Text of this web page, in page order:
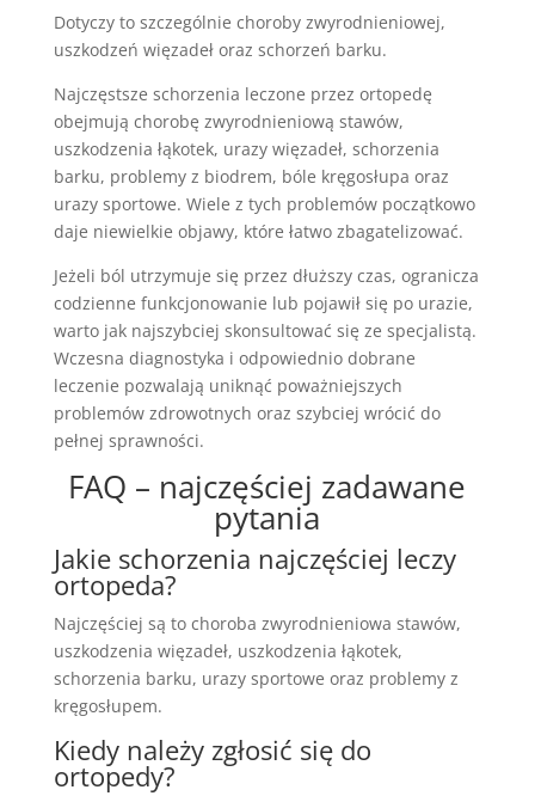
Dotyczy to szczególnie choroby zwyrodnieniowej,
uszkodzeń więzadeł oraz schorzeń barku.
Najczęstsze schorzenia leczone przez ortopedę
obejmują chorobę zwyrodnieniową stawów,
uszkodzenia łąkotek, urazy więzadeł, schorzenia
barku, problemy z biodrem, bóle kręgosłupa oraz
urazy sportowe. Wiele z tych problemów początkowo
daje niewielkie objawy, które łatwo zbagatelizować.
Jeżeli ból utrzymuje się przez dłuższy czas, ogranicza
codzienne funkcjonowanie lub pojawił się po urazie,
warto jak najszybciej skonsultować się ze specjalistą.
Wczesna diagnostyka i odpowiednio dobrane
leczenie pozwalają uniknąć poważniejszych
problemów zdrowotnych oraz szybciej wrócić do
pełnej sprawności.
FAQ – najczęściej zadawane
pytania
Jakie schorzenia najczęściej leczy
ortopeda?
Najczęściej są to choroba zwyrodnieniowa stawów,
uszkodzenia więzadeł, uszkodzenia łąkotek,
schorzenia barku, urazy sportowe oraz problemy z
kręgosłupem.
Kiedy należy zgłosić się do
ortopedy?